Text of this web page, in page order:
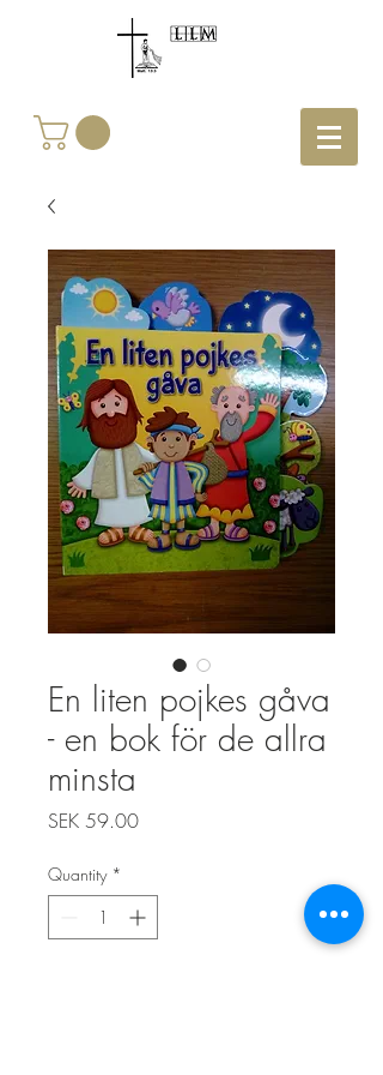
En liten pojkes gåva
- en bok för de allra
minsta
SEK 59.00Price
Quantity *